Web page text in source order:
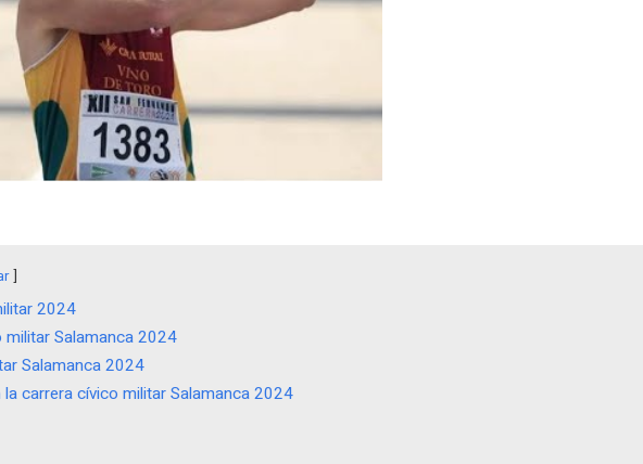
2024
militar Salamanca 2024
Salamanca 2024
carrera cívico militar Salamanca 2024